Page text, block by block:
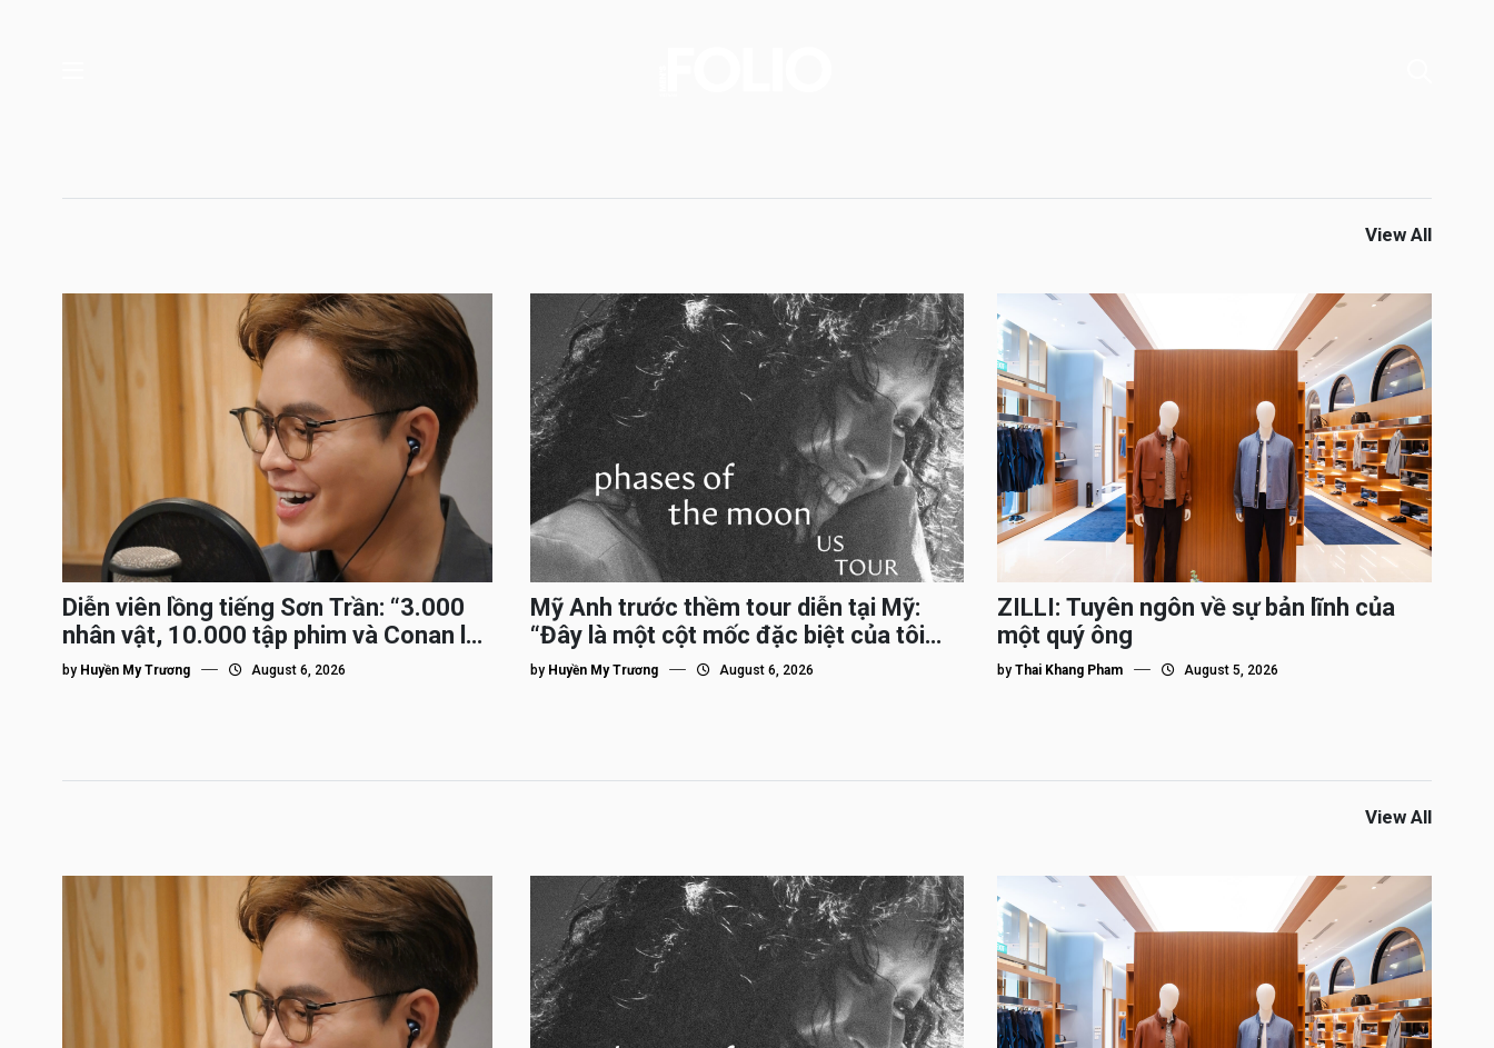
View All
Diễn viên lồng tiếng Sơn Trần: “3.000
nhân vật, 10.000 tập phim và Conan là
nhân vật gắn bó lâu nhất”
by Huyền My Trương August 6, 2026
Mỹ Anh trước thềm tour diễn tại Mỹ:
“Đây là một cột mốc đặc biệt của tôi
trên hành trình đi quốc tế”
by Huyền My Trương August 6, 2026
ZILLI: Tuyên ngôn về sự bản lĩnh của
một quý ông
byThai Khang Pham August 5, 2026
View All